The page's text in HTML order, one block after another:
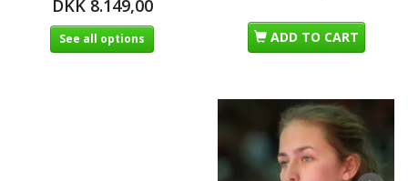
DKK 8.149,00
See all options ADD TO CART